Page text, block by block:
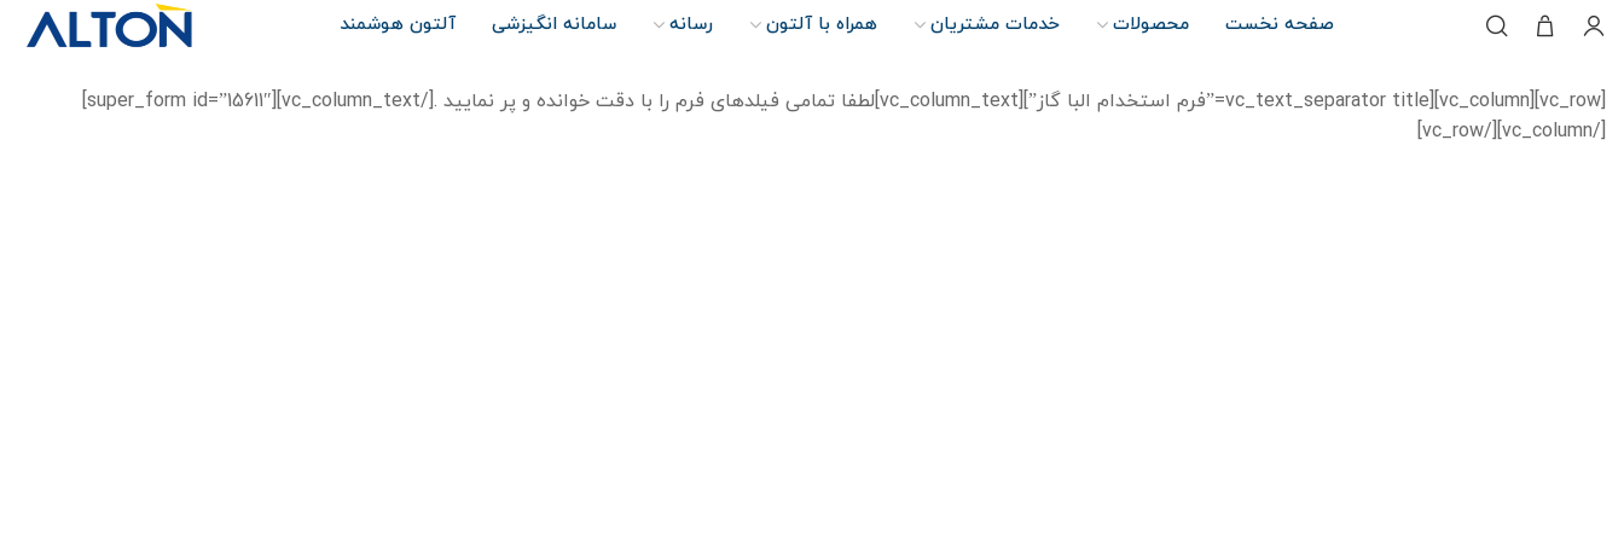
صفحه نخست محصولات خدمات مشتریان همراه با آلتون رسانه سامانه انگیزشی آلتون هوشمند
[vc_row][vc_column][vc_text_separator title=”فرم استخدام البا گاز”][vc_column_text]لطفا تمامی فیلدهای فرم را با دقت خوانده و پر نمایید .[/vc_column_text][super_form id=”15611″]
[/vc_column][/vc_row]